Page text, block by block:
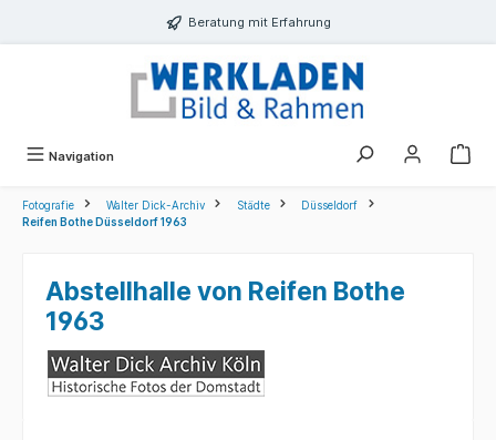
Beratung mit Erfahrung
Navigation
Fotografie Walter Dick-Archiv Städte
Düsseldorf
Reifen Bothe Düsseldorf 1963
Abstellhalle von Reifen Bothe
1963